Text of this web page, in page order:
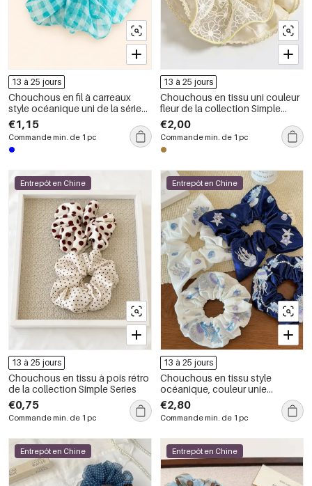
13 à 25 jours
Chouchous en fil à carreaux
style océanique uni de la série
Simple
€1,15
Commande min. de 1 pc
13 à 25 jours
Chouchous en tissu uni couleur
fleur de la collection Simple
Series Daily
€2,00
Commande min. de 1 pc
Entrepôt en Chine
13 à 25 jours
Chouchous en tissu à pois rétro
de la collection Simple Series
€0,75
Commande min. de 1 pc
Entrepôt en Chine
13 à 25 jours
Chouchous en tissu style
océanique, couleur unie
naturelle, coquillages et étoiles
de mer, collection Simple
€2,80
Commande min. de 1 pc
Entrepôt en Chine Entrepôt en Chine